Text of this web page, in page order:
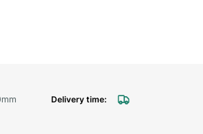
Hi-Grip verzinkt 150x180mm